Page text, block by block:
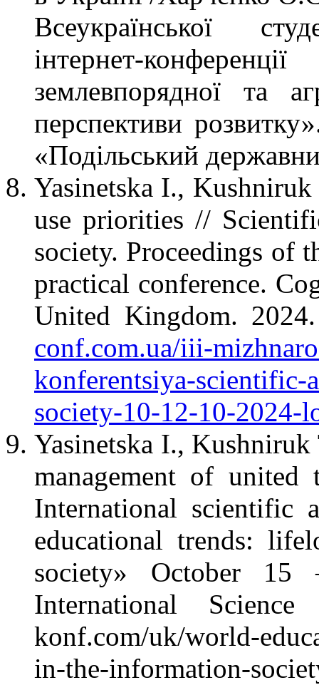
Всеукраїнської
інтернет-
землевпорядної та
перспективи
«Подільський
Yasinetska I.,
use priorities //
society. Proceedings of
practical conference.
United Kingdom.
conf.com.ua/iii-
konferentsiya-scientific-
society-10-12-10-
Yasinetska I.,
management of
International scientific
educational trends:
society» October 15
International
konf.com/uk/world-
in-the-information-